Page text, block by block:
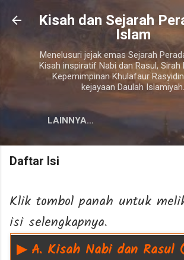
Langsung ke konten
Kisah dan Sejarah
Islam
Menelusuri jejak emas Sejarah
Kisah inspiratif Nabi dan Rasul, Sirah
Kepemimpinan Khulafaur
kejayaan Daulah Islamiyah.
LAINNYA…
Daftar Isi
Klik tombol panah untuk
isi selengkapnya.
▶ A. Kisah Nabi dan Rasul